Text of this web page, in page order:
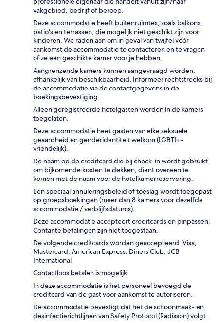
vakgebied, bedrijf of beroep.
Deze accommodatie heeft buitenruimtes, zoals balkons,
patio's en terrassen, die mogelijk niet geschikt zijn voor
kinderen. We raden aan om in geval van twijfel vóór
aankomst de accommodatie te contacteren en te vragen
of ze een geschikte kamer voor je hebben.
Aangrenzende kamers kunnen aangevraagd worden,
afhankelijk van beschikbaarheid. Informeer rechtstreeks bij
de accommodatie via de contactgegevens in de
boekingsbevestiging.
Alleen geregistreerde hotelgasten worden in de kamers
toegelaten.
Deze accommodatie heet gasten van elke seksuele
geaardheid en genderidentiteit welkom (LGBTI+-
vriendelijk).
De naam op de creditcard die bij check-in wordt gebruikt
om bijkomende kosten te dekken, dient overeen te
komen met de naam voor de hotelkamerreservering.
Een speciaal annuleringsbeleid of toeslag wordt toegepast
op groepsboekingen (meer dan 8 kamers voor dezelfde
accommodatie / verblijfsdatums).
Deze accommodatie accepteert creditcards en pinpassen.
Contante betalingen zijn niet toegestaan.
De volgende creditcards worden geaccepteerd: Visa,
Mastercard, American Express, Diners Club, JCB
International
Contactloos betalen is mogelijk.
In deze accommodatie is het personeel bevoegd de
creditcard van de gast voor aankomst te autoriseren.
De accommodatie bevestigt dat het de schoonmaak- en
desinfectierichtlijnen van Safety Protocol (Radisson) volgt.